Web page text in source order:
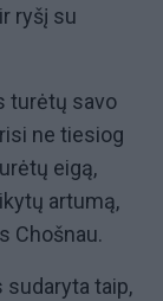
ryšį su
turėtų savo
ne tiesiog
eigą,
artumą,
Chošnau.
sudaryta taip,